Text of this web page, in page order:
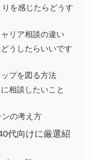
を感じたらどうす
リア相談の違い
うしたらいいです
プを図る方法
相談したいこと
の考え方
代向けに厳選紹